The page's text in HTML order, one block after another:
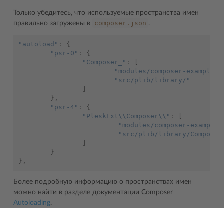
Только убедитесь, что используемые пространства имен
правильно загружены в
composer.json .
"autoload" :
{
"psr-0" :
{
"Composer_" :
"modules/composer-
"src/plib/library/"
},
"psr-4" :
{
"PleskExt\\ Composer\\ " :
"modules/composer-
"src/plib/library/
}
},
Более подробную информацию о пространствах имен
можно найти в разделе документации Composer
Autoloading.